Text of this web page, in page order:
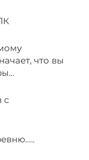
что вы
с